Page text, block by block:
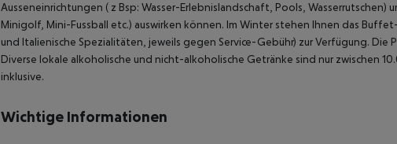
Ausseneinrichtungen ( z Bsp: Wasser-Erlebnislandschaft, Pools, Wasserrutschen)
Minigolf, Mini-Fussball etc.) auswirken können. Im Winter stehen Ihnen das
und Italienische Spezialitäten, jeweils gegen Service-Gebühr) zur Verfügung. Die
Diverse lokale alkoholische und nicht-alkoholische Getränke sind nur zwischen
inklusive.
Wichtige Informationen